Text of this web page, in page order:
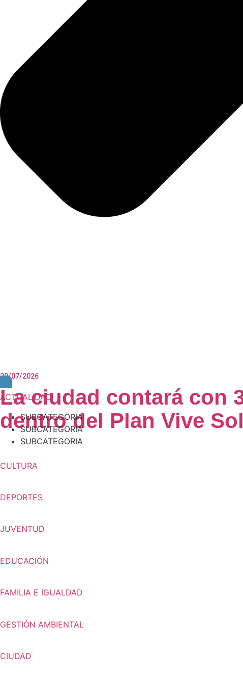
ACTUALIDAD
SUBCATEGORIA
SUBCATEGORIA
SUBCATEGORIA
CULTURA
DEPORTES
JUVENTUD
EDUCACIÓN
FAMILIA E IGUALDAD
GESTIÓN AMBIENTAL
CIUDAD
30/07/2026
La ciudad contará con
dentro del Plan Vive